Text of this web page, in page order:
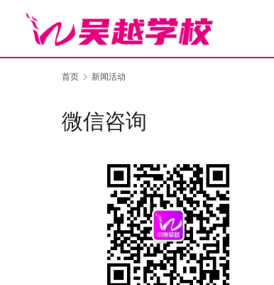
首页 新闻活动
微信咨询